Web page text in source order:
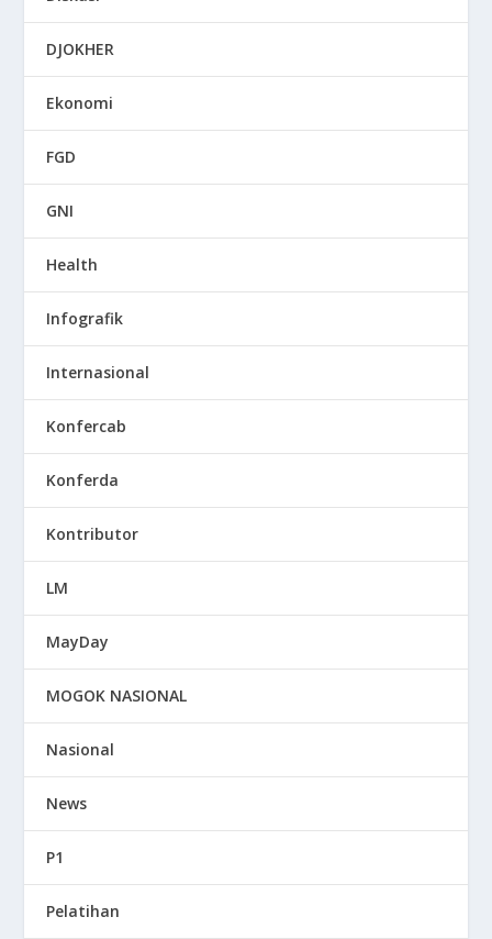
DJOKHER
Ekonomi
FGD
GNI
Health
Infografik
Internasional
Konfercab
Konferda
Kontributor
LM
MayDay
MOGOK NASIONAL
Nasional
News
P1
Pelatihan